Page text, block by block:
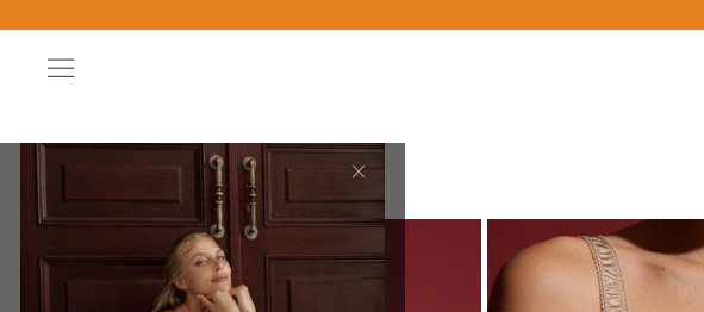
×
Новинки